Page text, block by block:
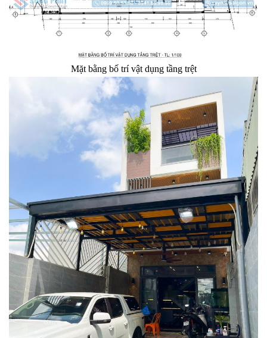
Mặt bằng bố trí vật dụng tầng trệt